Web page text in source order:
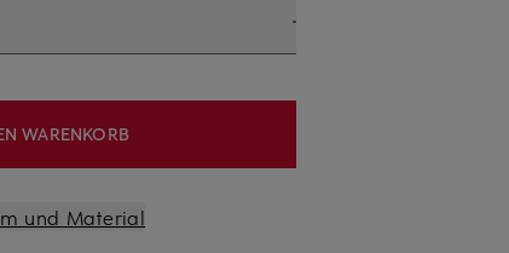
WARENKORB
und Material